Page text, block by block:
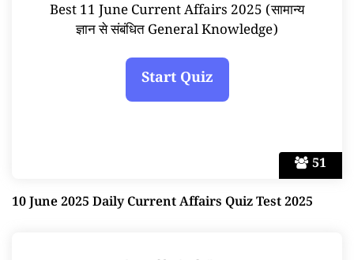
51
Best 11 June Current Affairs 2025 (सामान्य
ज्ञान से संबंधित General Knowledge)
10 June 2025 Daily Current Affairs Quiz Test 2025